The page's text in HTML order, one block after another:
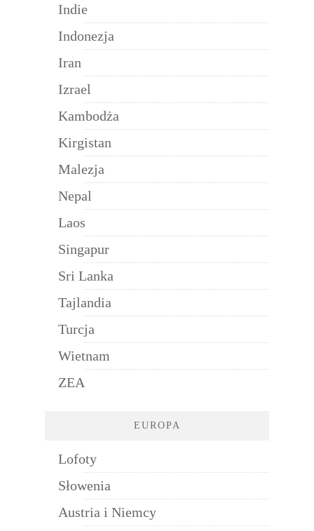
Indie
Indonezja
Iran
Izrael
Kambodża
Kirgistan
Malezja
Nepal
Laos
Singapur
Sri Lanka
Tajlandia
Turcja
Wietnam
ZEA
EUROPA
Lofoty
Słowenia
Austria i Niemcy